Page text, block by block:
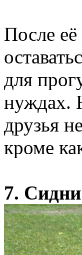
После
для
нуждах.
друзья
кроме
7.